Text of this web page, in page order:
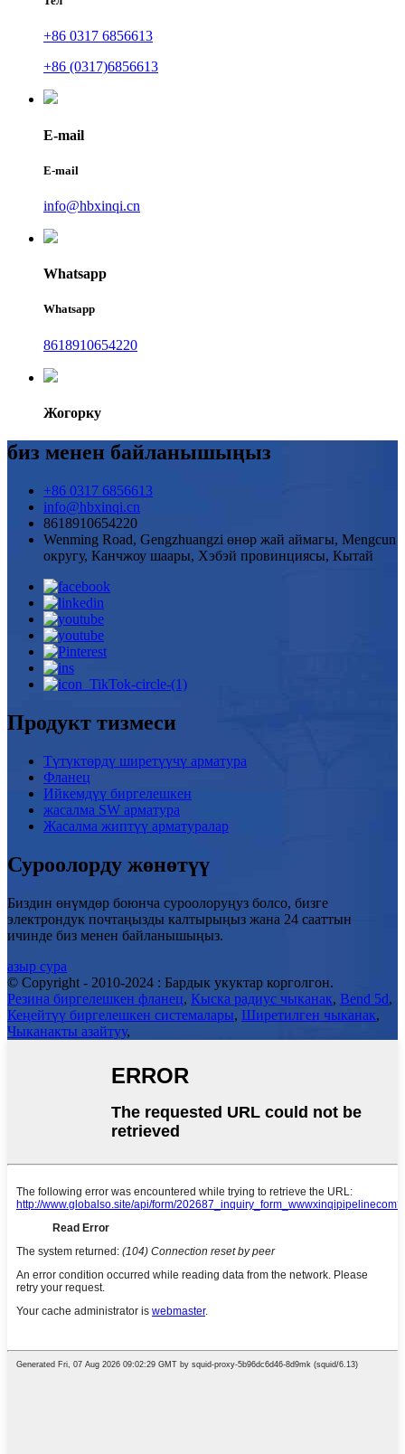
+86 0317 6856613
+86 (0317)6856613
E-mail
E-mail
info@hbxinqi.cn
Whatsapp
Whatsapp
8618910654220
Жогорку
биз менен байланышыңыз
+86 0317 6856613
info@hbxinqi.cn
8618910654220
Wenming Road, Gengzhuangzi өнөр жай аймагы, Mengcun
округу, Канчжоу шаары, Хэбэй провинциясы, Кытай
Продукт тизмеси
Түтүктөрдү ширетүүчү арматура
Фланец
Ийкемдүү биргелешкен
жасалма SW арматура
Жасалма жиптүү арматуралар
Суроолорду жөнөтүү
Биздин өнүмдөр боюнча суроолоруңуз болсо, бизге
электрондук почтаңызды калтырыңыз жана 24 сааттын
ичинде биз менен байланышыңыз.
азыр сура
© Copyright - 2010-2024 : Бардык укуктар корголгон.
Резина биргелешкен фланец, Кыска радиус чыканак, Bend 5d,
Кеңейтүү биргелешкен системалары, Ширетилген чыканак,
Чыканакты азайтуу,